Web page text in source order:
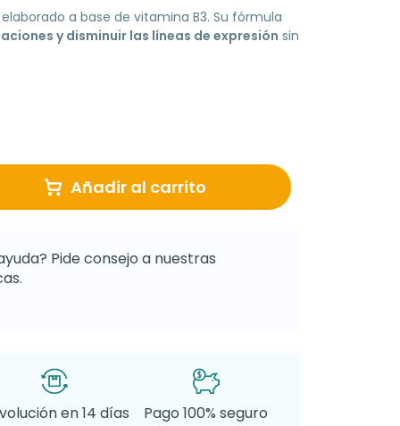
a base de vitamina B3. Su fórmula
y disminuir las líneas de expresión sin
Añadir al carrito
Pide consejo a nuestras
en 14 días
Pago 100% seguro